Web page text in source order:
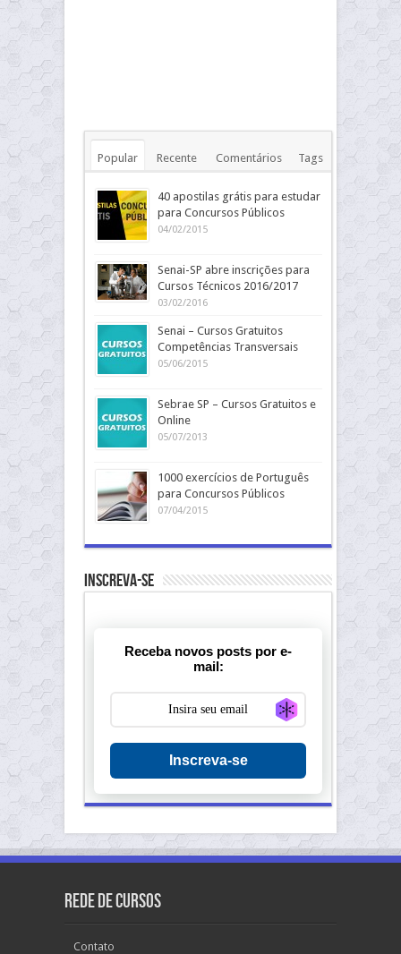
Popular Recente Comentários Tags
40 apostilas grátis para estudar
para Concursos Públicos
04/02/2015
Senai-SP abre inscrições para
Cursos Técnicos 2016/2017
03/02/2016
Senai – Cursos Gratuitos
Competências Transversais
05/06/2015
Sebrae SP – Cursos Gratuitos e
Online
05/07/2013
1000 exercícios de Português
para Concursos Públicos
07/04/2015
Inscreva-se
Receba novos posts por e-
mail:
Inscreva-se
Rede de Cursos
Contato